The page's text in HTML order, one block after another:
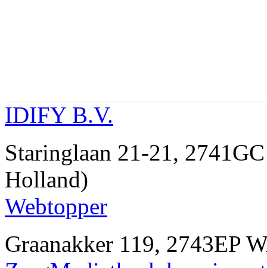
IDIFY B.V.
Staringlaan 21-21,
Holland)
Webtopper
Graanakker 119, 2743EP